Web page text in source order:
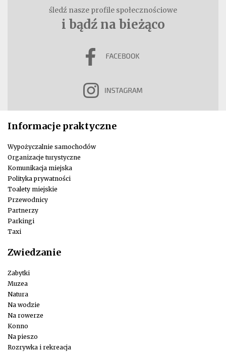
śledź nasze profile społecznościowe
i bądź na bieżąco
Informacje praktyczne
Wypożyczalnie samochodów
Organizacje turystyczne
Komunikacja miejska
Polityka prywatności
Toalety miejskie
Przewodnicy
Partnerzy
Parkingi
Taxi
Zwiedzanie
Zabytki
Muzea
Natura
Na wodzie
Na rowerze
Konno
Na pieszo
Rozrywka i rekreacja